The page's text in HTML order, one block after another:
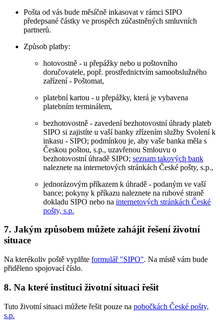
Pošta od vás bude měsíčně inkasovat v rámci SIPO
předepsané částky ve prospěch zúčastněných smluvních
partnerů.
Způsob platby:
hotovostně - u přepážky nebo u poštovního
doručovatele, popř. prostřednictvím samoobslužného
zařízení - Poštomat,
platební kartou - u přepážky, která je vybavena
platebním terminálem,
bezhotovostně - zavedení bezhotovostní úhrady plateb
SIPO si zajistíte u vaší banky zřízením služby Svolení k
inkasu - SIPO; podmínkou je, aby vaše banka měla s
Českou poštou, s.p., uzavřenou Smlouvu o
bezhotovostní úhradě SIPO; seznam takových bank
naleznete na internetových stránkách České pošty, s.p.,
jednorázovým příkazem k úhradě - podaným ve vaší
bance; pokyny k příkazu naleznete na rubové straně
dokladu SIPO nebo na internetových stránkách České
pošty, s.p.
7. Jakým způsobem můžete zahájit řešení životní
situace
Na kterékoliv poště vyplňte formulář "SIPO". Na místě vám bude
přiděleno spojovací číslo.
8. Na které instituci životní situaci řešit
Tuto životní situaci můžete řešit pouze na pobočkách České pošty,
s.p.